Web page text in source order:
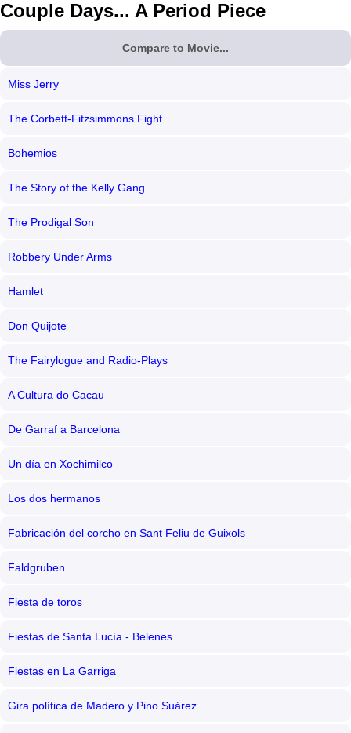
Couple Days... A Period Piece
Compare to Movie...
Miss Jerry
The Corbett-Fitzsimmons Fight
Bohemios
The Story of the Kelly Gang
The Prodigal Son
Robbery Under Arms
Hamlet
Don Quijote
The Fairylogue and Radio-Plays
A Cultura do Cacau
De Garraf a Barcelona
Un día en Xochimilco
Los dos hermanos
Fabricación del corcho en Sant Feliu de Guixols
Faldgruben
Fiesta de toros
Fiestas de Santa Lucía - Belenes
Fiestas en La Garriga
Gira política de Madero y Pino Suárez